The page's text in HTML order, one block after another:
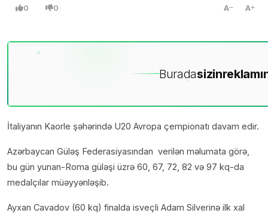
0 0 A A
Buradasizin
İtaliyanın Kaorle şəhərində U20 Avropa çempionatı davam edir.
Azərbaycan Güləş Federasiyasından verilən məlumata görə,
bu gün yunan-Roma güləşi üzrə 60, 67, 72, 82 və 97 kq-da
medalçılar müəyyənləşib.
Ayxan Cavadov (60 kq) finalda isveçli Adam Silverinə ilk xal